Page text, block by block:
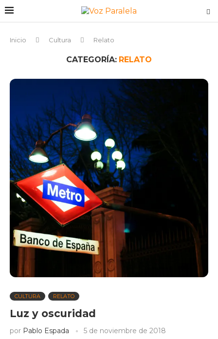
Inicio Cultura Relato
CATEGORÍA: RELATO
CULTURA RELATO
Luz y oscuridad
por Pablo Espada 5 de noviembre de 2018